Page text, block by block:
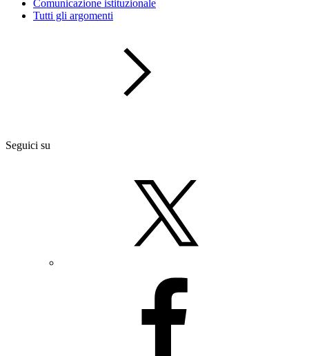
Comunicazione istituzionale
Tutti gli argomenti
Seguici su